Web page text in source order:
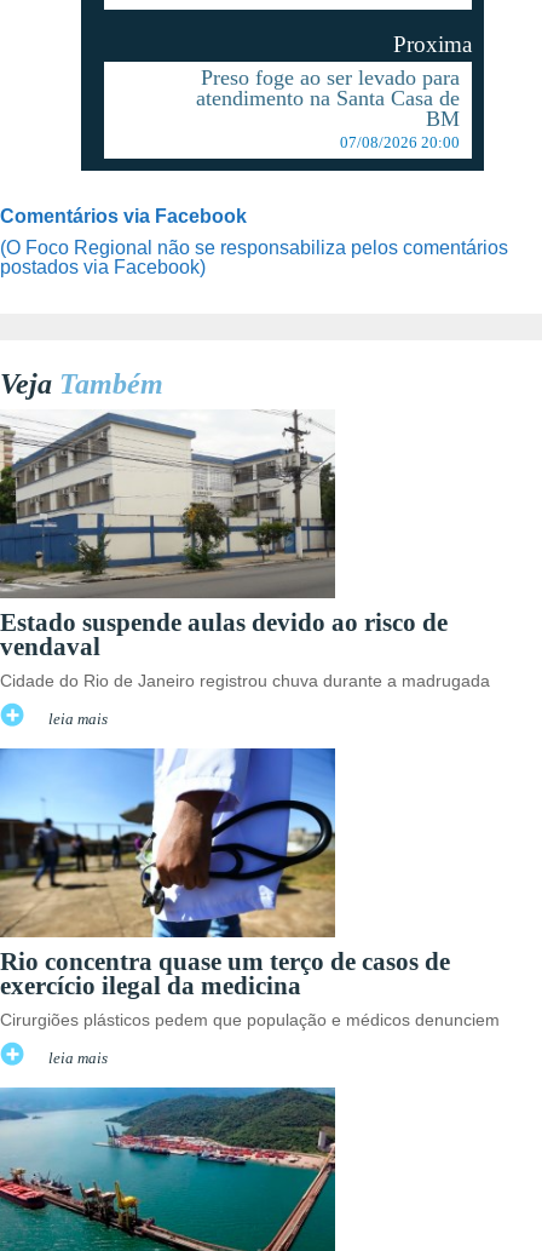
Proxima
Preso foge ao ser levado para
atendimento na Santa Casa de
BM
07/08/2026 20:00
Comentários via Facebook
(O Foco Regional não se responsabiliza pelos comentários
postados via Facebook)
Veja Também
Estado suspende aulas devido ao risco de
vendaval
Cidade do Rio de Janeiro registrou chuva durante a madrugada
leia mais
Rio concentra quase um terço de casos de
exercício ilegal da medicina
Cirurgiões plásticos pedem que população e médicos denunciem
leia mais